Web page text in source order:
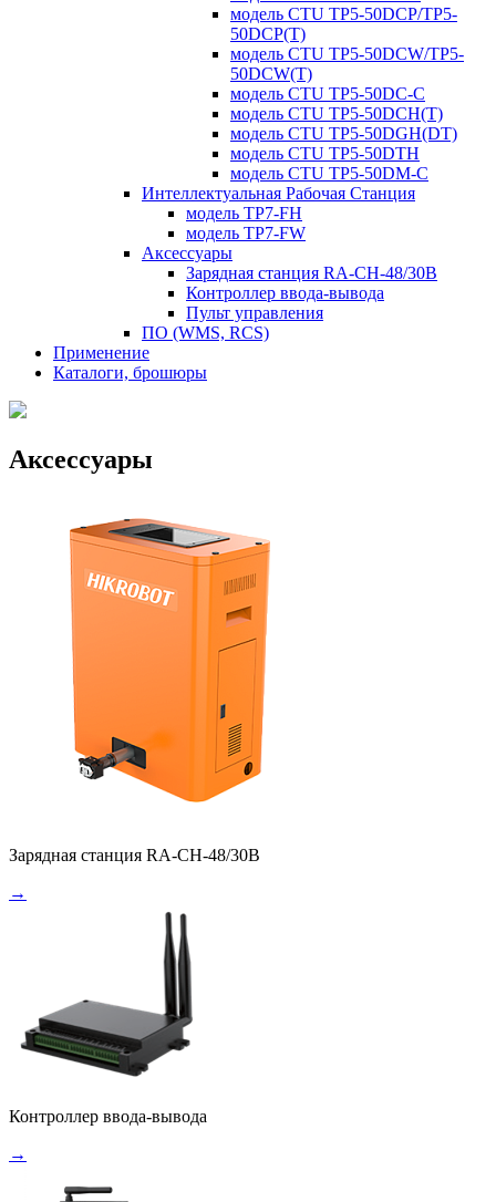
модель CTU TP5-50DCP/TP5-
50DCP(T)
модель CTU TP5-50DCW/TP5-
50DCW(T)
модель CTU TP5-50DC-C
модель CTU TP5-50DCH(T)
модель CTU TP5-50DGH(DT)
модель CTU TP5-50DTH
модель CTU TP5-50DM-C
Интеллектуальная Рабочая Станция
модель TP7-FH
модель TP7-FW
Аксессуары
Зарядная станция RA-CH-48/30B
Контроллер ввода-вывода
Пульт управления
ПО (WMS, RCS)
Применение
Каталоги, брошюры
Аксессуары
Зарядная станция RA-CH-48/30B
→
Контроллер ввода-вывода
→